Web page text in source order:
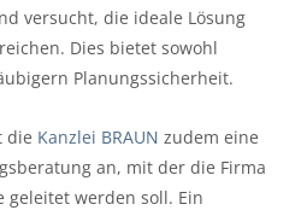
versucht, die ideale Lösung
Dies bietet sowohl
Planungssicherheit.
die Kanzlei BRAUN zudem eine
an, mit der die Firma
geleitet werden soll. Ein